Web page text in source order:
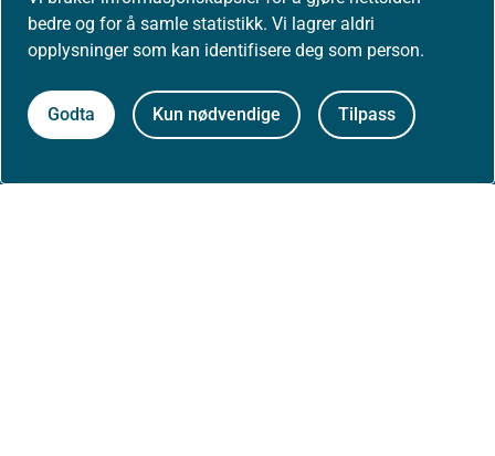
bedre og for å samle statistikk. Vi lagrer aldri
opplysninger som kan identifisere deg som person.
Godta Kun nødvendige Tilpass
Høringer
Presse